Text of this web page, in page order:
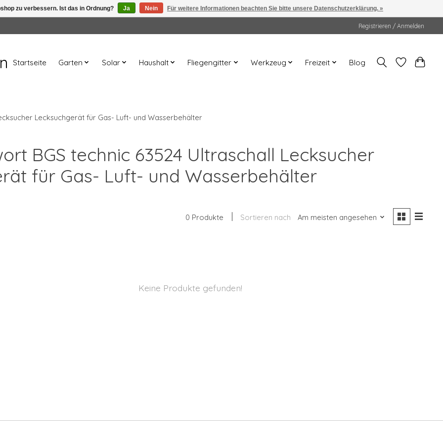
Registrieren / Anmelden
Startseite Garten Solar Haushalt Fliegengitter Werkzeug Freizeit Blog
Lecksuchgerät für Gas- Luft- und Wasserbehälter
BGS technic 63524 Ultraschall Lecksucher
für Gas- Luft- und Wasserbehälter
0 Produkte Sortieren nach Am meisten angesehen
Keine Produkte gefunden!
zu verbessern. Ist das in Ordnung? Ja Nein Für weitere Informationen beachten Sie bitte unsere Datenschutzerklärung. »